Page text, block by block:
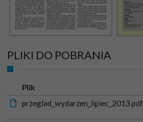
PLIKI DO POBRANIA
IkonaPlik
przeglad_wydarzen_lipiec_2013.pdf